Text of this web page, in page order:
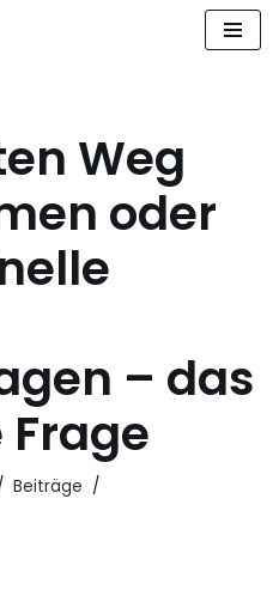
Weg
oder
– das
Beiträge